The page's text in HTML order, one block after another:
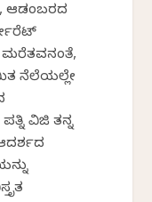
ಆಡಂಬರದ
ಮರೆತವನಂತೆ,
ನೆಲೆಯಲ್ಲೇ
ವಿಜಿ ತನ್ನ